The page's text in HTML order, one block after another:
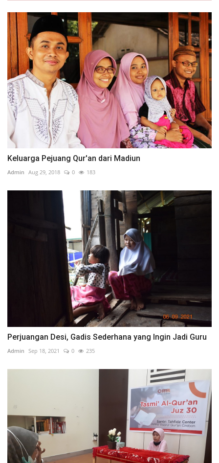
Keluarga Pejuang Qur'an dari Madiun
Admin Aug 29, 2018 0 183
Perjuangan Desi, Gadis Sederhana yang Ingin Jadi Guru
Admin Sep 18, 2021 0 235